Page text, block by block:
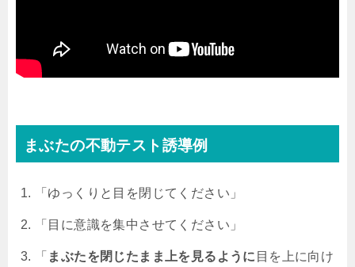
まぶたの不動テスト誘導例
「ゆっくりと目を閉じてください」
「目に意識を集中させてください」
「 まぶたを閉じたまま上を見るように 目を上に向け